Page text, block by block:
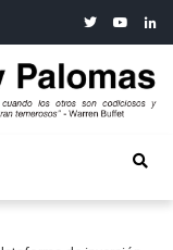
twitteryoutube